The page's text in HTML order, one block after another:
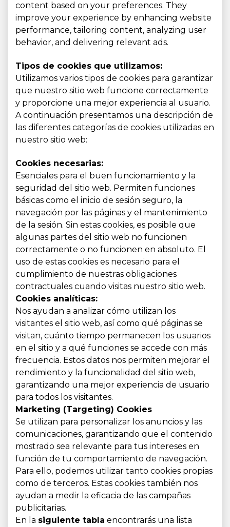
content based on your preferences. They
improve your experience by enhancing website
performance, tailoring content, analyzing user
behavior, and delivering relevant ads.
Tipos de cookies que utilizamos:
Utilizamos varios tipos de cookies para garantizar
que nuestro sitio web funcione correctamente
y proporcione una mejor experiencia al usuario.
A continuación presentamos una descripción de
las diferentes categorías de cookies utilizadas en
nuestro sitio web:
Cookies necesarias:
Esenciales para el buen funcionamiento y la
seguridad del sitio web. Permiten funciones
básicas como el inicio de sesión seguro, la
navegación por las páginas y el mantenimiento
de la sesión. Sin estas cookies, es posible que
algunas partes del sitio web no funcionen
correctamente o no funcionen en absoluto. El
uso de estas cookies es necesario para el
cumplimiento de nuestras obligaciones
contractuales cuando visitas nuestro sitio web.
Cookies analíticas:
Nos ayudan a analizar cómo utilizan los
visitantes el sitio web, así como qué páginas se
visitan, cuánto tiempo permanecen los usuarios
en el sitio y a qué funciones se accede con más
frecuencia. Estos datos nos permiten mejorar el
rendimiento y la funcionalidad del sitio web,
garantizando una mejor experiencia de usuario
para todos los visitantes.
Marketing (Targeting) Cookies
Se utilizan para personalizar los anuncios y las
comunicaciones, garantizando que el contenido
mostrado sea relevante para tus intereses en
función de tu comportamiento de navegación.
Para ello, podemos utilizar tanto cookies propias
como de terceros. Estas cookies también nos
ayudan a medir la eficacia de las campañas
publicitarias.
En la siguiente tabla encontrarás una lista